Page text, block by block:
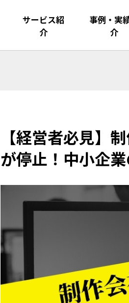
サービス紹
介
事例・実
介
【経営者必見】
が停止！中小企